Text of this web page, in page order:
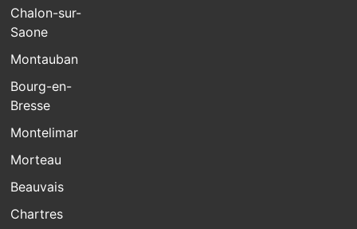
Chalon-sur-
Saone
Montauban
Bourg-en-
Bresse
Montelimar
Morteau
Beauvais
Chartres